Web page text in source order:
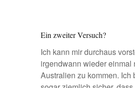
Ein zweiter Versuch?
Ich kann mir durchaus
irgendwann wieder einmal
Australien zu kommen. Ich